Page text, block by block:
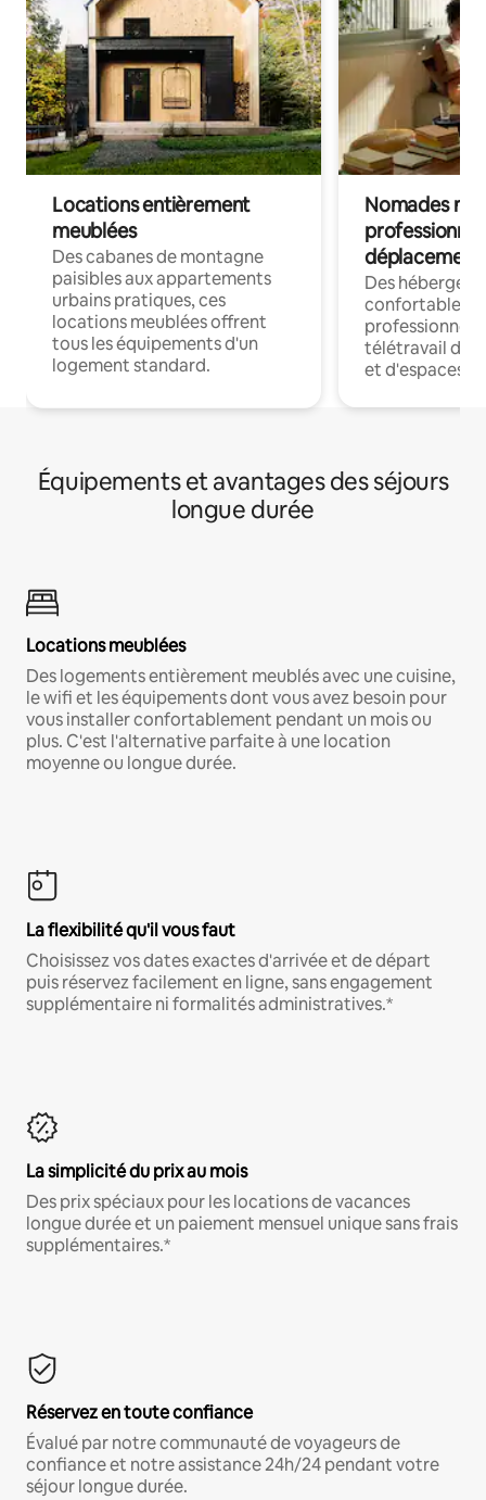
Locations entièrement
meublées
Des cabanes de montagne
paisibles aux appartements
urbains pratiques, ces
locations meublées offrent
tous les équipements d'un
logement standard.
Nomades
déplacement
Des
confortables
professionnels
télétravail
et d'espaces
Équipements et avantages des séjours
longue durée
Locations meublées
Des logements entièrement meublés avec une cuisine,
le wifi et les équipements dont vous avez besoin pour
vous installer confortablement pendant un mois ou
plus. C'est l'alternative parfaite à une location
moyenne ou longue durée.
La flexibilité qu'il vous faut
Choisissez vos dates exactes d'arrivée et de départ
puis réservez facilement en ligne, sans engagement
supplémentaire ni formalités administratives.*
La simplicité du prix au mois
Des prix spéciaux pour les locations de vacances
longue durée et un paiement mensuel unique sans frais
supplémentaires.*
Réservez en toute confiance
Évalué par notre communauté de voyageurs de
confiance et notre assistance 24h/24 pendant votre
séjour longue durée.